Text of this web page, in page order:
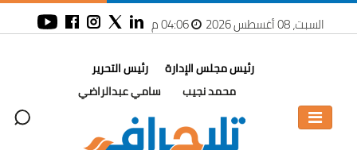
السبت، 08 أغسطس 2026 04:06 م
رئيس مجلس الإدارة
محمد نجيب
رئيس التحرير
سامي عبدالراضي